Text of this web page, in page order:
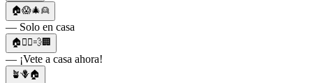
🏠😱🎄👱
— Solo en casa
🏠🏃‍♂️💨🏢
— ¡Vete a casa ahora!
🪴🪻🏠